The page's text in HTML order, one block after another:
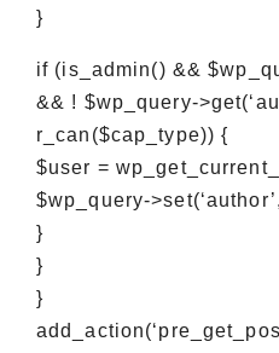
}
if (is_admin() &&
&& ! $wp_query-
r_can($cap_type)) {
$user =
$wp_query-
}
}
}